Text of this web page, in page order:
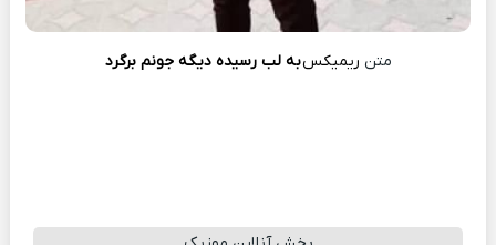
متن ریمیکسﺑﻪ ﻟﺐ رﺳﻴﺪه دﻳﮕﻪ ﺟﻮﻧﻢ ﺑﺮﮔﺮد